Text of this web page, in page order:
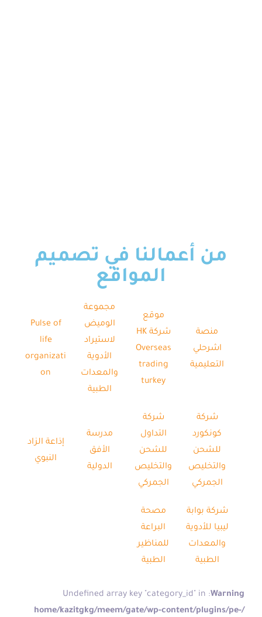
من أعمالنا في تصميم
المواقع
منصة
اشرحلي
التعليمية
موقع
شركة HK
Overseas
trading
turkey
مجموعة
الوميض
لاستيراد
الأدوية
والمعدات
الطبية
Pulse of
life
organizati
on
شركة
كونكورد
للشحن
والتخليص
الجمركي
شركة
التداول
للشحن
والتخليص
الجمركي
مدرسة
الأفق
الدولية
إذاعة الزاد
النبوي
شركة بوابة
ليبيا للأدوية
والمعدات
الطبية
مصحة
البراعة
للمناظير
الطبية
Warning
: Undefined array key "category_id" in
/home/kazitgkg/meem/gate/wp-content/plugins/pe-